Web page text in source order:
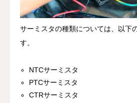
サーミスタの種類については、以下
す。
NTCサーミスタ
PTCサーミスタ
CTRサーミスタ